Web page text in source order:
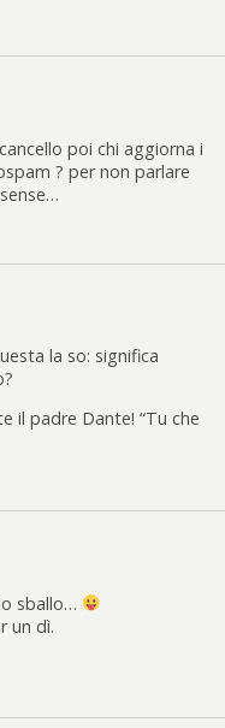
poi chi aggiorna i
? per non parlare
la so: significa
il padre Dante! “Tu che
sballo…
un dì.